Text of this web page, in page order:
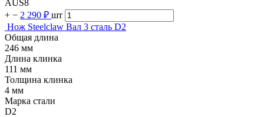
AUS8
+ − 2 290 ₽ шт
Нож Steelclaw Вал 3 сталь D2
Общая длина
246 мм
Длина клинка
111 мм
Толщина клинка
4 мм
Марка стали
D2